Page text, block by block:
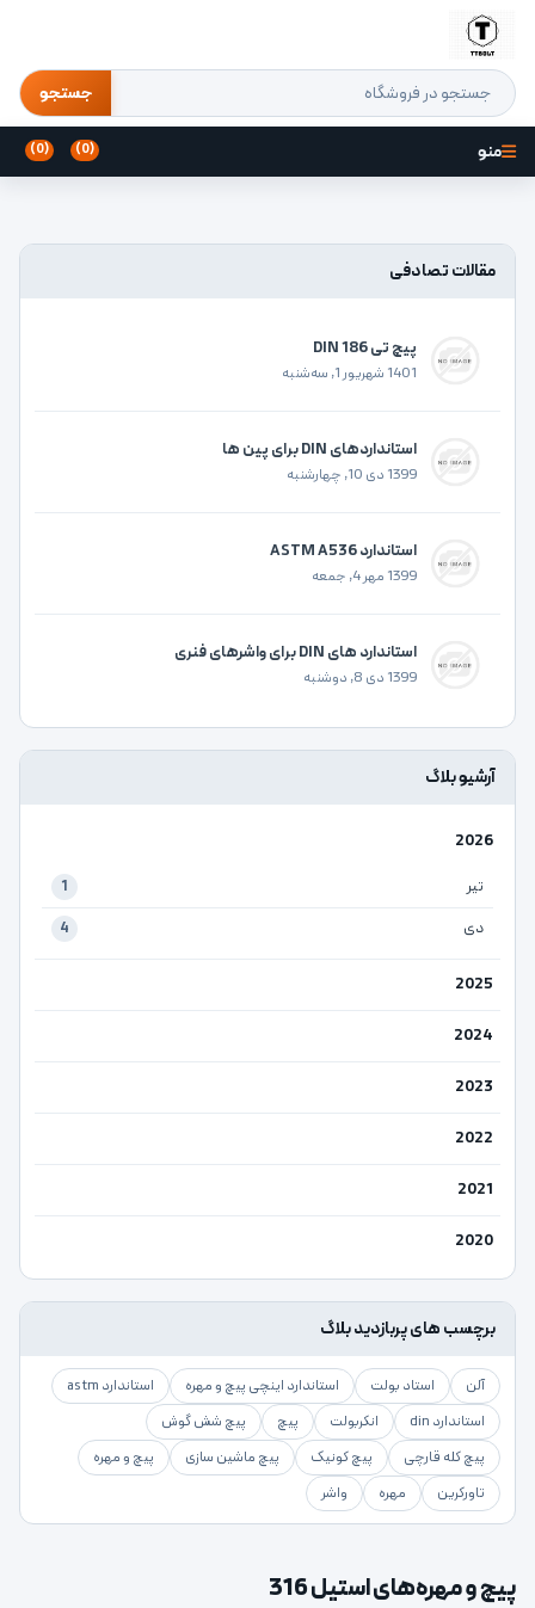
جستجو
منو (0)
(0)
مقالات تصادفی
پیچ تی DIN 186
1401 شهریور 1, سه‌شنبه
استانداردهای DIN برای پین ها
1399 دی 10, چهارشنبه
استاندارد ASTM A536
1399 مهر 4, جمعه
استاندارد های DIN برای واشرهای فنری
1399 دی 8, دوشنبه
آرشیو بلاگ
2026
تیر
1
دی 4
2025
2024
2023
2022
2021
2020
برچسب های پربازدید بلاگ
آلن استاد بولت استاندارد اینچی پیچ و مهره
استاندارد astm
استاندارد din
انکربولت پیچ
پیچ شش گوش
پیچ کله قارچی
پیچ کونیک پیچ ماشین سازی
پیچ و مهره
تاورکرین
مهره واشر
پیچ و مهره‌های استیل 316